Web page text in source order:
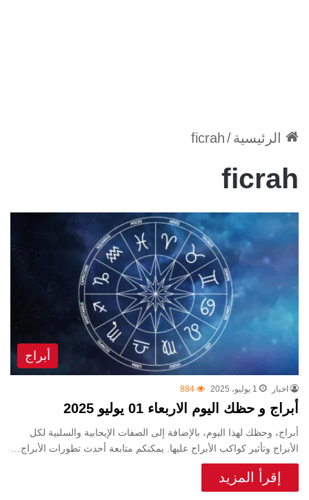
الرئيسية/
ficrah
ficrah
أبراج
اخبار 1 يوليو، 2025 884
أبراج و حظك اليوم الاربعاء 01 يوليو 2025
أبراج، وحظك لهذا اليوم، بالإضافة إلى الصفات الإيجابية والسلبية لكل
الأبراج وتأثير كواكب الأبراج عليها. يمكنكم متابعة أحدث تطورات الأبراج…
إقرأ المزيد